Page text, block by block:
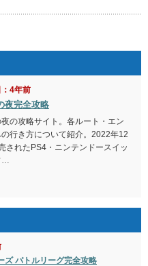
4年前
夜完全攻略
の攻略サイト。各ルート・エン
行き方について紹介。2022年12
されたPS4・ニンテンドースイッ
…
ズ バトルリーグ完全攻略